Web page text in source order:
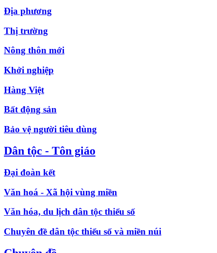
Địa phương
Thị trường
Nông thôn mới
Khởi nghiệp
Hàng Việt
Bất động sản
Bảo vệ người tiêu dùng
Dân tộc - Tôn giáo
Đại đoàn kết
Văn hoá - Xã hội vùng miền
Văn hóa, du lịch dân tộc thiểu số
Chuyên đề dân tộc thiểu số và miền núi